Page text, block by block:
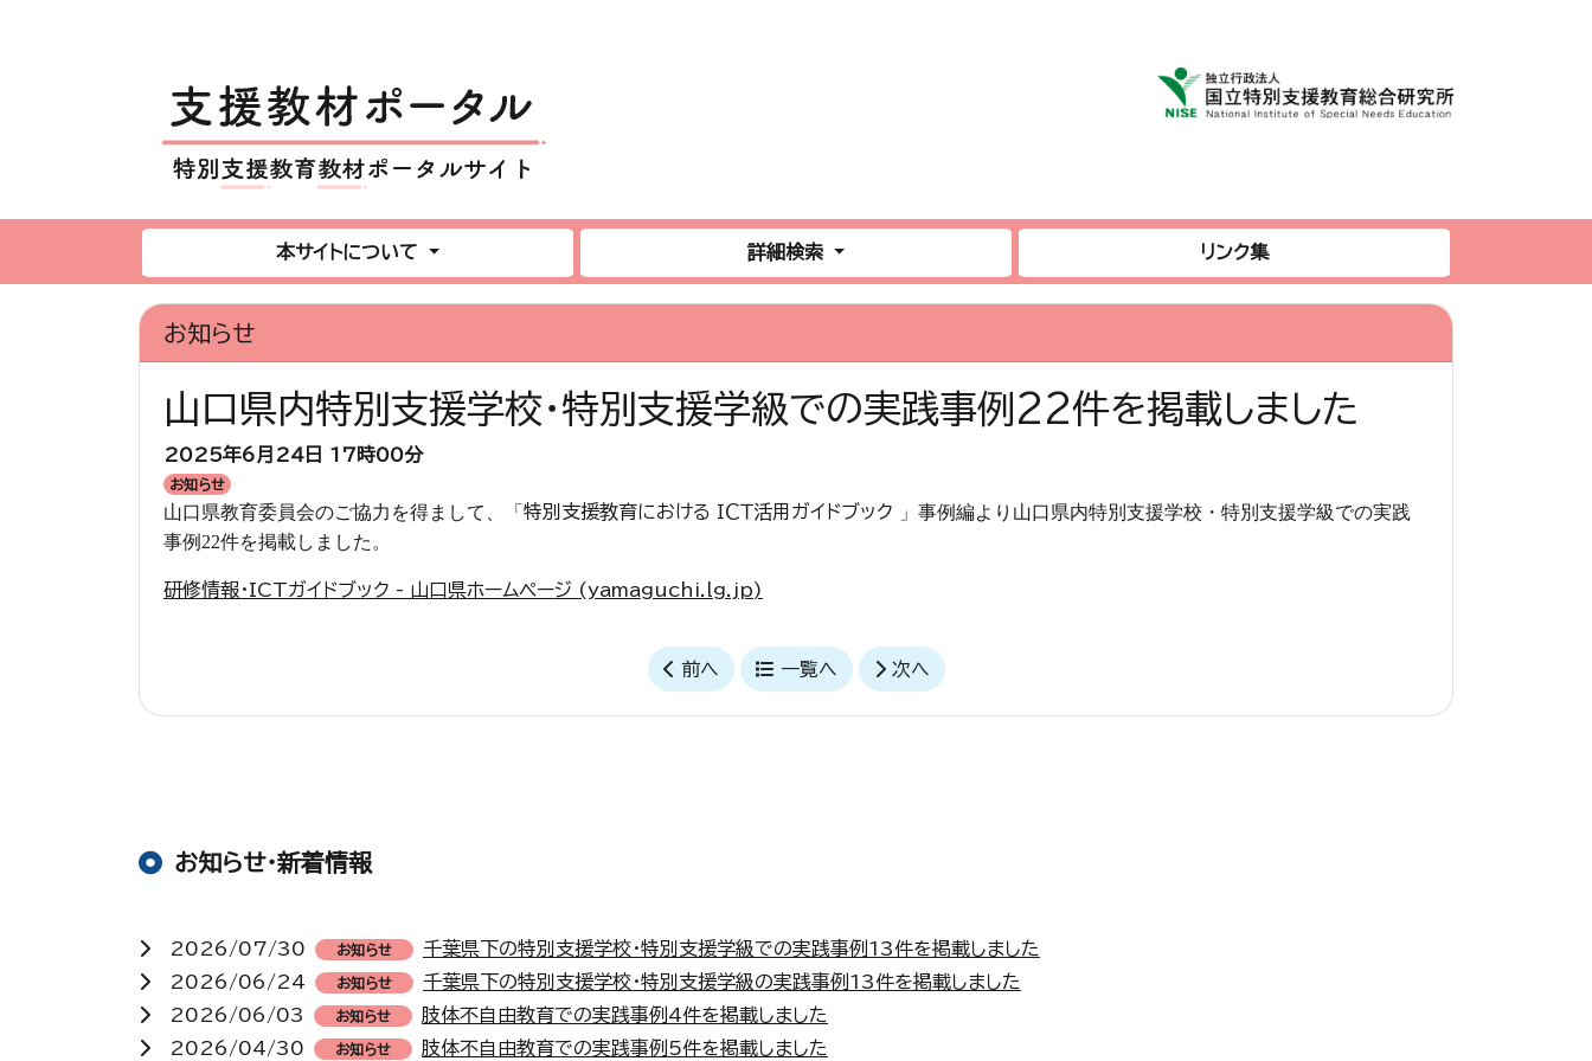
本サイトについて 詳細検索 リンク集
お知らせ
山口県内特別支援学校・特別支援学級での実践事例22件を掲載しました
2025年6月24日 17時00分
お知らせ
山口県教育委員会のご協力を得まして、「 特別支援教育における ＩＣＴ活用ガイドブック 」事例編より山口県内特別支援学校・特別支援学級での実践
事例22件を掲載しました。
研修情報・ICTガイドブック - 山口県ホームページ (yamaguchi.lg.jp)
前へ 一覧へ 次へ
お知らせ・新着情報
2026/07/30 お知らせ
千葉県下の特別支援学校・特別支援学級での実践事例13件を掲載しました
2026/06/24
お知らせ
千葉県下の特別支援学校・特別支援学級の実践事例13件を掲載しました
2026/06/03
お知らせ
肢体不自由教育での実践事例4件を掲載しました
2026/04/30
お知らせ 肢体不自由教育での実践事例5件を掲載しました